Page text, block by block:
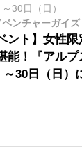
30日（日）
ンチャーガイズ
ント】女性
能！『アル
30日（日）